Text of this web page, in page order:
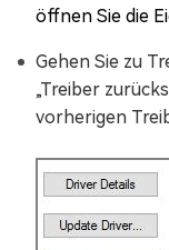
öffnen Sie die
Gehen Sie zu
„Treiber
vorherigen